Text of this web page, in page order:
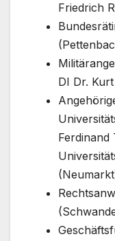
Friedrich
DI Dr.